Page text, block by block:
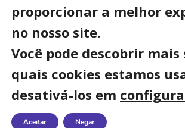
Desenvolvido por
proporcionar a melhor
no nosso site.
Você pode descobrir mais
quais cookies estamos
desativá-los em
Aceitar Negar